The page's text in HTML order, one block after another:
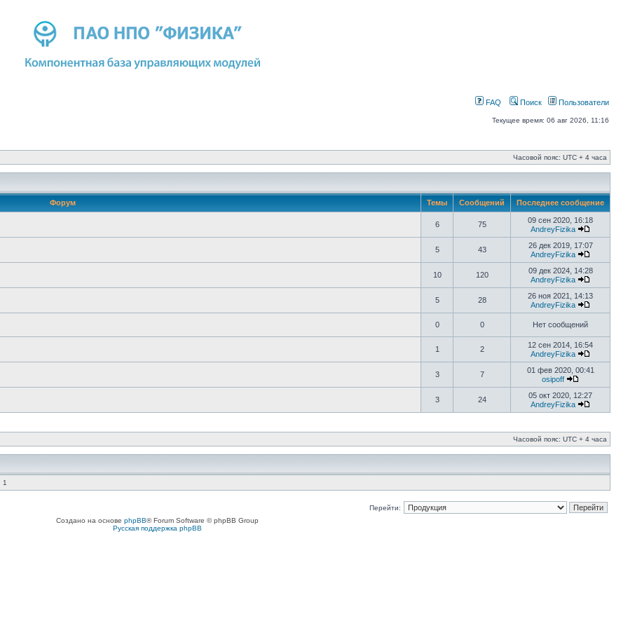
FAQ Поиск Пользователи
Текущее время: 06 авг 2026, 11:16
Часовой пояс: UTC + 4 часа
Форум Темы Сообщений Последнее сообщение
6 75
09 сен 2020, 16:18
AndreyFizika
5 43
26 дек 2019, 17:07
AndreyFizika
10 120
09 дек 2024, 14:28
AndreyFizika
5 28
26 ноя 2021, 14:13
AndreyFizika
0 0 Нет сообщений
1 2
12 сен 2014, 16:54
AndreyFizika
3 7
01 фев 2020, 00:41
osipoff
3 24
05 окт 2020, 12:27
AndreyFizika
Часовой пояс: UTC + 4 часа
1
Перейти:
Создано на основе phpBB® Forum Software © phpBB Group
Русская поддержка phpBB